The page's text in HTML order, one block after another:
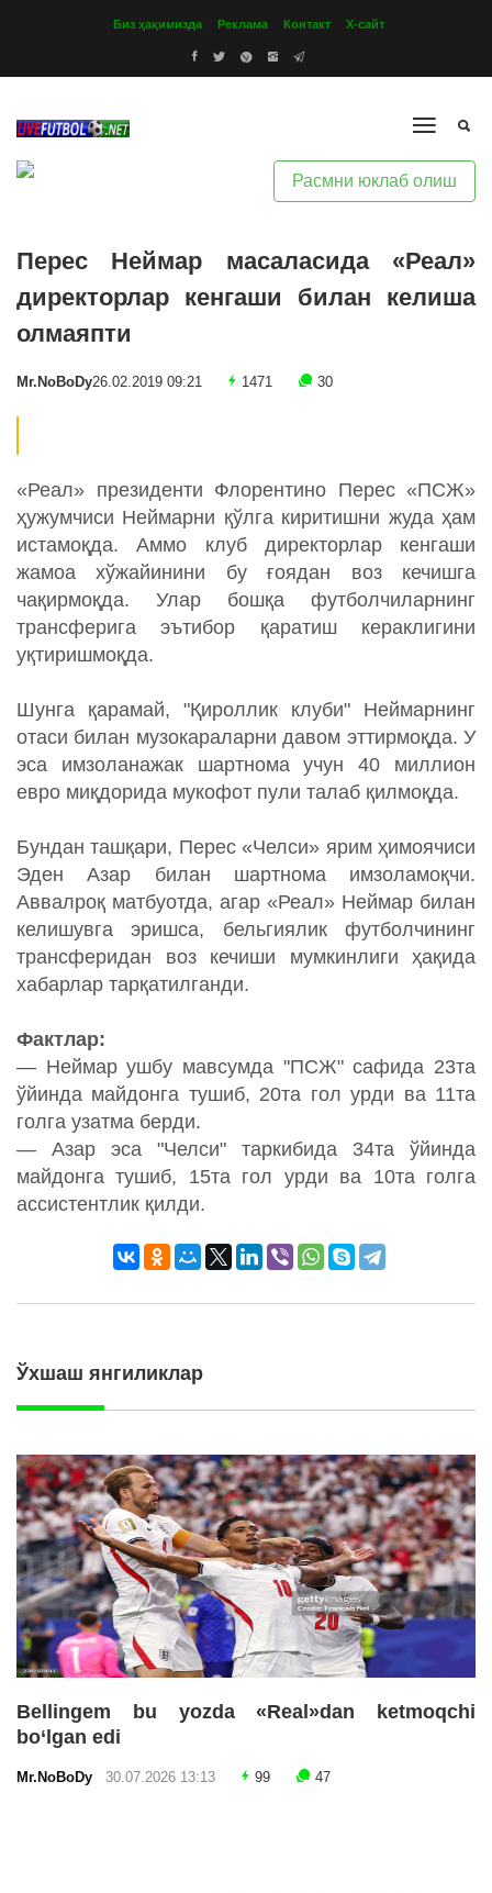
Биз ҳақимизда Реклама Контакт Х-сайт
Расмни юклаб олиш
Перес Неймар масаласида «Реал»
директорлар кенгаши билан келиша
олмаяпти
Mr.NoBoDy26.02.2019 09:21 1471 30
«Реал» президенти Флорентино Перес «ПСЖ»
ҳужумчиси Неймарни қўлга киритишни жуда ҳам
истамоқда. Аммо клуб директорлар кенгаши
жамоа хўжайинини бу ғоядан воз кечишга
чақирмоқда. Улар бошқа футболчиларнинг
трансферига эътибор қаратиш кераклигини
уқтиришмоқда.
Шунга қарамай, "Қироллик клуби" Неймарнинг
отаси билан музокараларни давом эттирмоқда. У
эса имзоланажак шартнома учун 40 миллион
евро миқдорида мукофот пули талаб қилмоқда.
Бундан ташқари, Перес «Челси» ярим ҳимоячиси
Эден Азар билан шартнома имзоламоқчи.
Аввалроқ матбуотда, агар «Реал» Неймар билан
келишувга эришса, бельгиялик футболчининг
трансферидан воз кечиши мумкинлиги ҳақида
хабарлар тарқатилганди.
Фактлар:
— Неймар ушбу мавсумда "ПСЖ" сафида 23та
ўйинда майдонга тушиб, 20та гол урди ва 11та
голга узатма берди.
— Азар эса "Челси" таркибида 34та ўйинда
майдонга тушиб, 15та гол урди ва 10та голга
ассистентлик қилди.
Ўхшаш янгиликлар
Bellingem bu yozda «Real»dan ketmoqchi
bo‘lgan edi
Mr.NoBoDy 30.07.2026 13:13 99 47